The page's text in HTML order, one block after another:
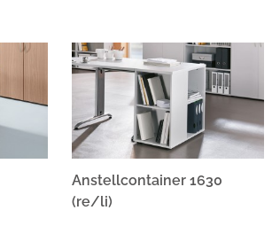
Anstellcontainer 1630
(re/li)